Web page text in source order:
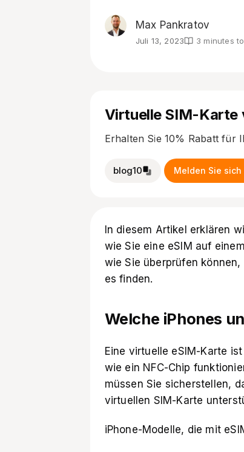
Max Pankratov
Juli 13, 2023 3 minutes
Virtuelle SIM-Karte
Erhalten Sie 10% Rabatt für
blog10 Melden Sie
In diesem Artikel erklären
wie Sie eine eSIM auf
wie Sie überprüfen
es finden.
Welche iPhones
Eine virtuelle eSIM-Karte
wie ein NFC-Chip
müssen Sie sicherstellen,
virtuellen SIM-Karte
iPhone-Modelle, die mit